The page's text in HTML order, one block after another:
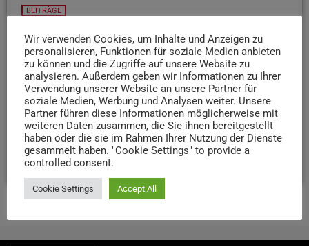
BEITRÄGE
Deutsche Handballerinnen in Trier: So war das
Spiel gegen Frankreich
Das Deutsche Handballnationalteam der Frauen hat beim
Freundschaftsspiel gegen Frankreich die ausverkaufte
SWT-Arena zum Beben gebracht. Bei der
Weltmeisterschaft Ende des Jahres soll Trier dann
Gastgeber für zwei Vorrundengruppen sein.
today 7. MÄRZ 2025 65
Wir verwenden Cookies, um Inhalte und Anzeigen zu
personalisieren, Funktionen für soziale Medien anbieten
zu können und die Zugriffe auf unsere Website zu
analysieren. Außerdem geben wir Informationen zu Ihrer
Verwendung unserer Website an unsere Partner für
soziale Medien, Werbung und Analysen weiter. Unsere
Partner führen diese Informationen möglicherweise mit
weiteren Daten zusammen, die Sie ihnen bereitgestellt
haben oder die sie im Rahmen Ihrer Nutzung der Dienste
gesammelt haben. "Cookie Settings" to provide a
controlled consent.
Cookie Settings Accept All